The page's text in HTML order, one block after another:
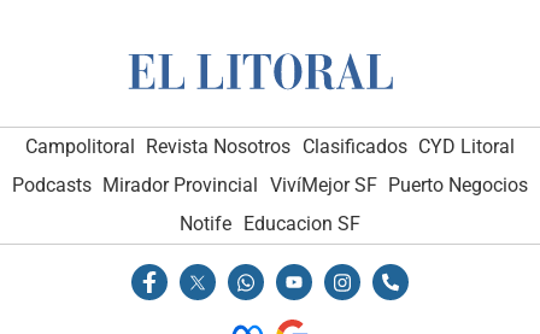
Campolitoral Revista Nosotros Clasificados CYD Litoral
Podcasts Mirador Provincial VivíMejor SF Puerto Negocios
Notife Educacion SF